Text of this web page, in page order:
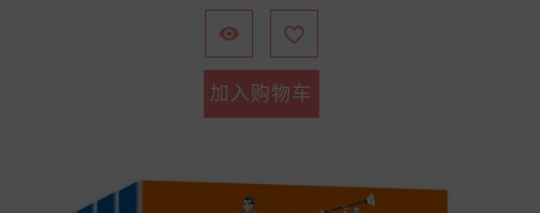
 
加入购物车